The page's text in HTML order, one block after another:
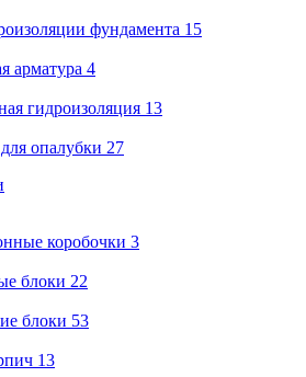
фундамента 15
арматура 4
гидроизоляция 13
опалубки 27
коробочки 3
блоки 22
блоки 53
13